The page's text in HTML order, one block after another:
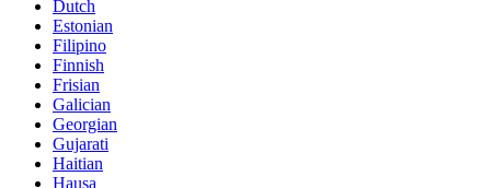
Dutch
Estonian
Filipino
Finnish
Frisian
Galician
Georgian
Gujarati
Haitian
Hausa